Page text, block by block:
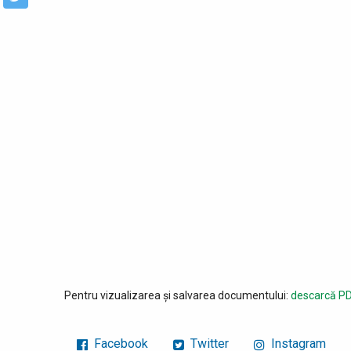
Pentru vizualizarea și salvarea documentului: descarcă
Facebook Twitter Instagram